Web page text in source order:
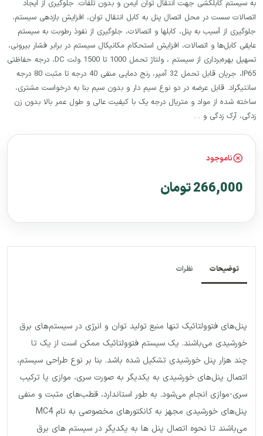
به سیستم کابلکشی جهت انتقال توان ایمن و بدون تلفات. جلوگیری از ایجاد
اتصالات سست در محل اتصال پنل به کابل انتقال توان، افزایش بازدهی سیستم،
جلوگیری از آسیب به پنل، کابلها و اتصالات، جلوگیری از نفوذ رطوبت به سیستم
عایقی کابل‌ها و اتصالات، افزایش استحکام مکانیکال سیستم در برابر فشار بیرونی،
تسهیل بهره‌برداری از سیستم ، ولتاژ تحمل 1000 تا 1500 ولت DC، درجه حفاظتی
IP65، جریان قابل تحمل 32 آمپر، رنج دمایی منفی 40 درجه تا مثبت 80 درجه
سانتیگراد. قابل عرضه در دو نوع سیم دار و بدون سیم بنا به درخواست مشتری،
ساخته شده از مواد و متریال درجه یک با کیفیت عالی و طول عمر بالا بدون زن
زدگی، آرک زدگی و …
ناموجود
266,000 تومان
توضیحات نظرات
پنل‌های فتوولتائیک تنها منبع تولید توان و انرژی در سیستم‌های برق
خورشیدی می‌باشند. یک سیستم فتوولتائیک ممکن است از یک تا
چند هزار پنل خورشیدی تشکیل شده باشد. بنا بر نوع طراحی سیستم،
اتصال پنل‌های خورشیدی به یکدیگر به صورت سری، موازی یا ترکیب
سری-موازی انجام می‌شود. به طور استاندارد، قطب‌های مثبت و منفی
پنل‌های خورشیدی مجهز به کانکتورهای مخصوصی به نام MC4
می‌باشند تا نحوه اتصال پنل ها به یکدیگر در سیستم های برق